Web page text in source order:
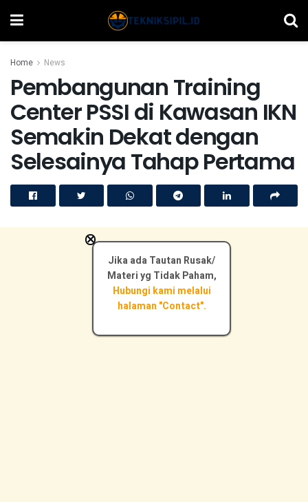
Home News
Pembangunan Training
Center PSSI di Kawasan IKN
Semakin Dekat dengan
Selesainya Tahap Pertama
Jika ada Tautan Rusak/
Materi yg Tidak Paham,
Hubungi kami melalui
halaman "Contact".
×